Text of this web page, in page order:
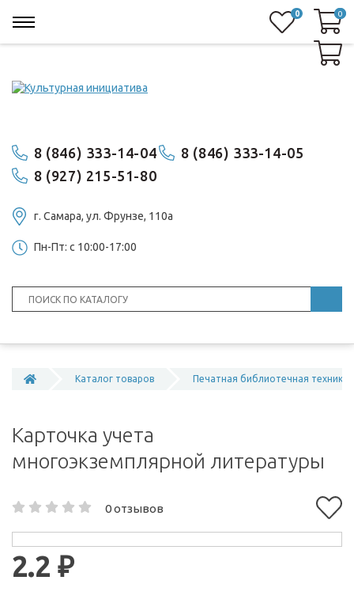
8 (846) 333-14-04
8 (846) 333-14-05
8 (927) 215-51-80
г. Самара, ул. ​Фрунзе, 110а
Пн-Пт: с 10:00-17:00
0 0
0
Каталог товаров Печатная библиотечная техника
Карточка учета
многоэкземплярной литературы
0 отзывов
2.2 ₽